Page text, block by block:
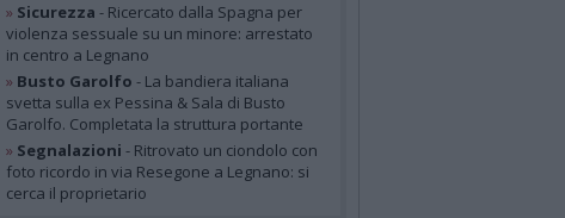
» Sicurezza - Ricercato dalla Spagna per
violenza sessuale su un minore: arrestato
in centro a Legnano
» Busto Garolfo - La bandiera italiana
svetta sulla ex Pessina & Sala di Busto
Garolfo. Completata la struttura portante
» Segnalazioni - Ritrovato un ciondolo con
foto ricordo in via Resegone a Legnano: si
cerca il proprietario